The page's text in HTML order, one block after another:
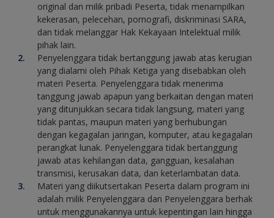
original dan milik pribadi Peserta, tidak menampilkan
kekerasan, pelecehan, pornografi, diskriminasi SARA,
dan tidak melanggar Hak Kekayaan Intelektual milik
pihak lain.
Penyelenggara tidak bertanggung jawab atas kerugian
yang dialami oleh Pihak Ketiga yang disebabkan oleh
materi Peserta. Penyelenggara tidak menerima
tanggung jawab apapun yang berkaitan dengan materi
yang ditunjukkan secara tidak langsung, materi yang
tidak pantas, maupun materi yang berhubungan
dengan kegagalan jaringan, komputer, atau kegagalan
perangkat lunak. Penyelenggara tidak bertanggung
jawab atas kehilangan data, gangguan, kesalahan
transmisi, kerusakan data, dan keterlambatan data.
Materi yang diikutsertakan Peserta dalam program ini
adalah milik Penyelenggara dan Penyelenggara berhak
untuk menggunakannya untuk kepentingan lain hingga